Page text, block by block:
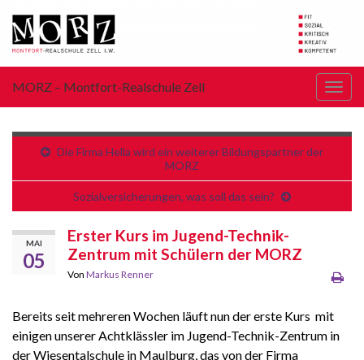
MORZ – Montfort-Realschule Zell
Die Firma Hella wird ein weiterer Bildungspartner der
MORZ
Sozialversicherungen, was soll das sein?
MAI
05
Erster Kurs im Jugend-Technik-
Zentrum mit Schülern der MORZ
Von Markus Renner
Bereits seit mehreren Wochen läuft nun der erste Kurs mit
einigen unserer Achtklässler im Jugend-Technik-Zentrum in
der Wiesentalschule in Maulburg, das von der Firma